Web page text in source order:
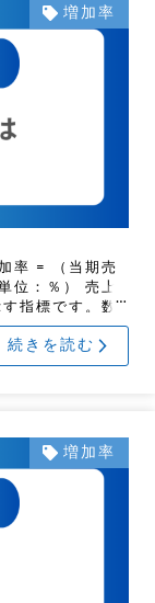
増加率
率 = （当期売
位：％） 売上
指標です。数
[…]
続きを読む
増加率